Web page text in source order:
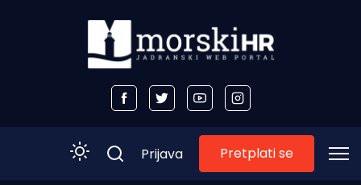
Prijava Pretplati se